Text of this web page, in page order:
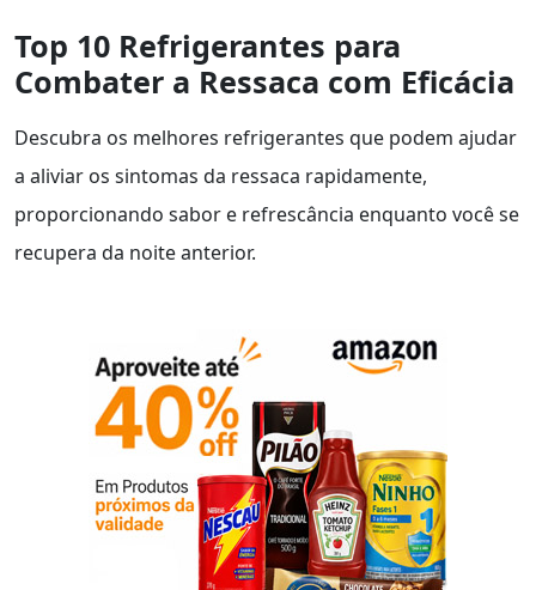
Top 10 Refrigerantes para
Combater a Ressaca com Eficácia
Descubra os melhores refrigerantes que podem ajudar
a aliviar os sintomas da ressaca rapidamente,
proporcionando sabor e refrescância enquanto você se
recupera da noite anterior.